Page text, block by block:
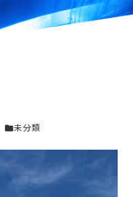
folder未分類